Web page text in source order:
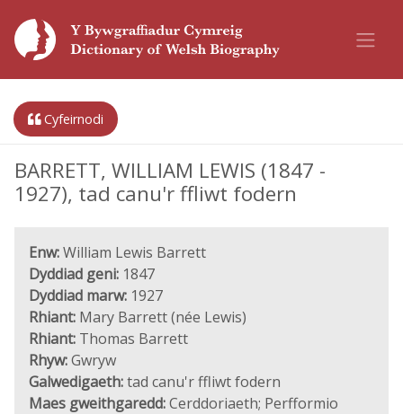
Cyfeirnodi
BARRETT, WILLIAM LEWIS (1847 -
1927), tad canu'r ffliwt fodern
Enw:William Lewis Barrett
Dyddiad geni: 1847
Dyddiad marw: 1927
Rhiant: Mary Barrett (née Lewis)
Rhiant: Thomas Barrett
Rhyw:Gwryw
Galwedigaeth:tad canu'r ffliwt fodern
Maes gweithgaredd:Cerddoriaeth; Perfformio